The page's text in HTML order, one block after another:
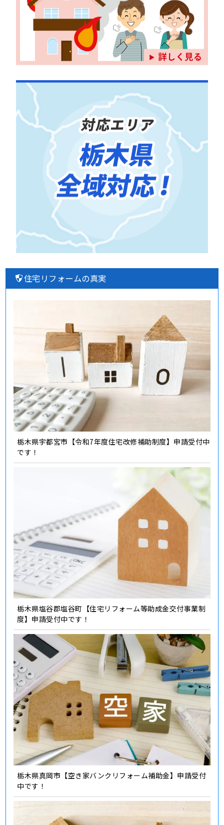
住宅リフォームの真実
栃木県宇都宮市【令和7年度住宅改修補助制度】申請受付中
です！
栃木県塩谷郡塩谷町【住宅リフォーム等助成金交付事業制
度】申請受付中です！
栃木県真岡市【空き家バンクリフォーム補助金】申請受付
中です！